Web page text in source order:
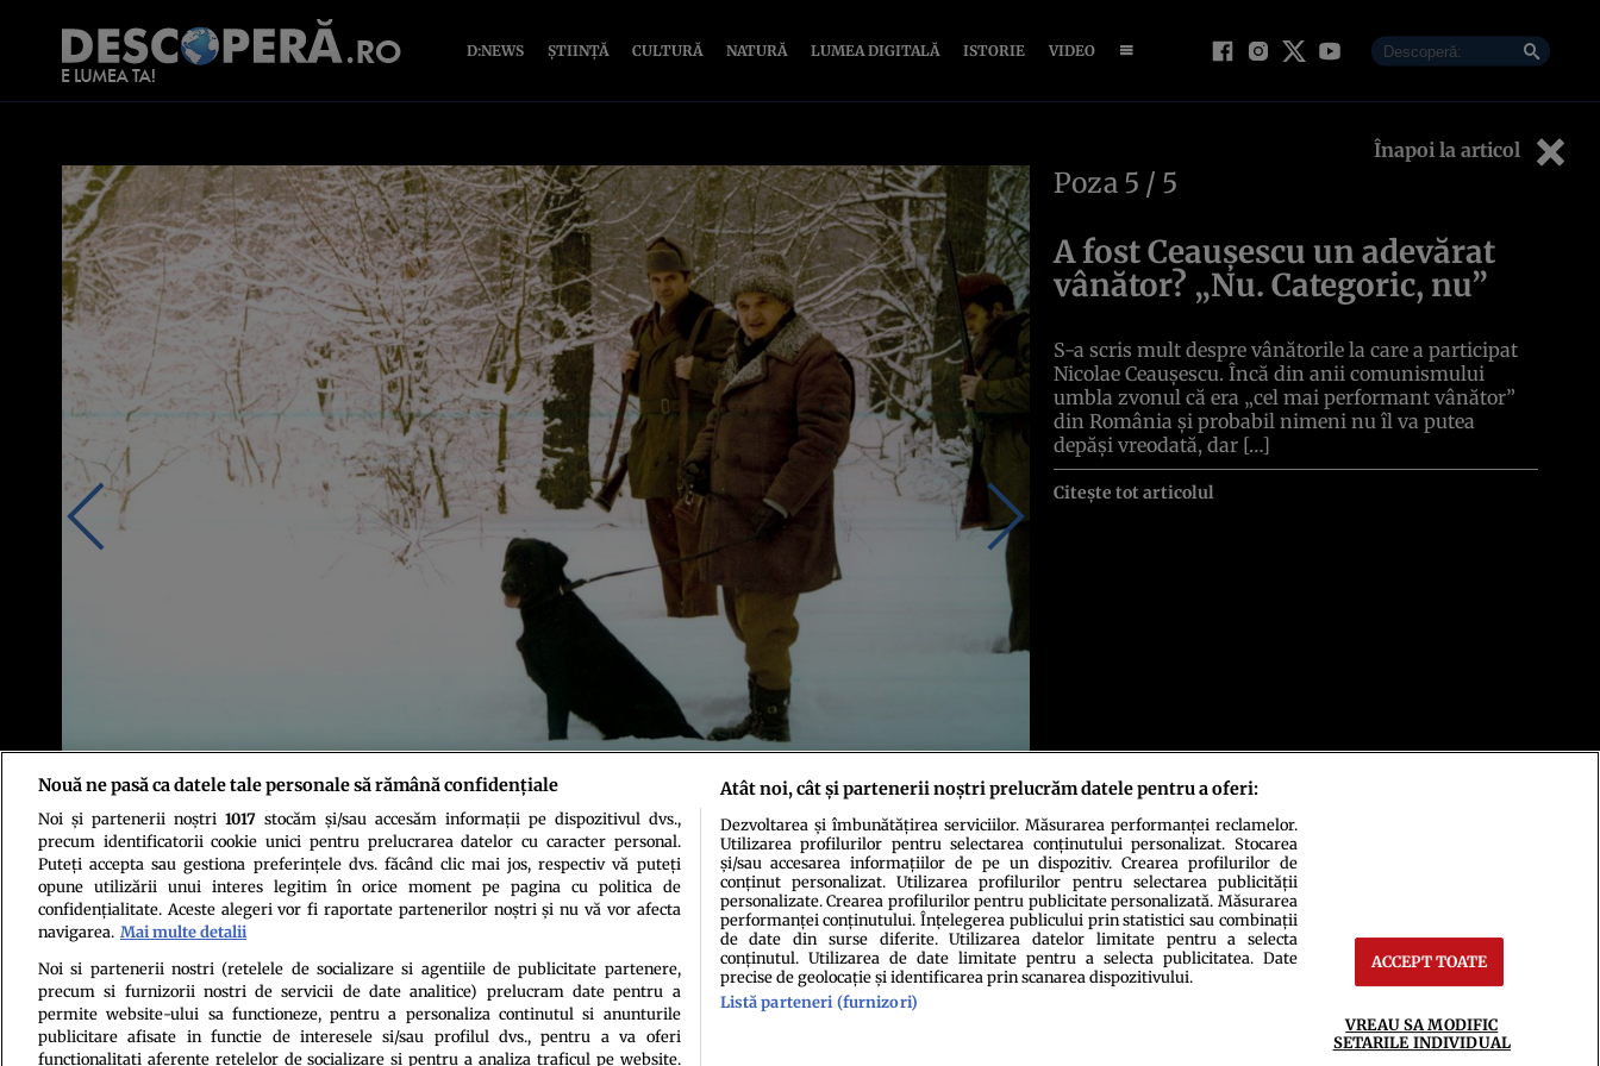
D:NEWS ȘTIINȚĂ CULTURĂ NATURĂ LUMEA DIGITALĂ ISTORIE VIDEO
Înapoi la articol
Credit foto: Fototeca online a comunismului românesc
Poza 5 / 5
A fost Ceaușescu un adevărat
vânător? „Nu. Categoric, nu”
S-a scris mult despre vânătorile la care a participat
Nicolae Ceaușescu. Încă din anii comunismului
umbla zvonul că era „cel mai performant vânător”
din România și probabil nimeni nu îl va putea
depăși vreodată, dar […]
Citește tot articolul
Politica de confidenţialitatePolitica de cookiesTermeni şi condiţiiEchipa redacțională
Nouă ne pasă ca datele tale personale să rămână confidențiale
Noi și partenerii noștri 1017stocăm și/sau accesăm informații pe dispozitivul dvs.,
precum identificatorii cookie unici pentru prelucrarea datelor cu caracter personal.
Puteți accepta sau gestiona preferințele dvs. făcând clic mai jos, respectiv vă puteți
opune utilizării unui interes legitim în orice moment pe pagina cu politica de
confidențialitate. Aceste alegeri vor fi raportate partenerilor noștri și nu vă vor afecta
navigarea. Mai multe detalii
Noi si partenerii nostri (retelele de socializare si agentiile de publicitate partenere,
precum si furnizorii nostri de servicii de date analitice) prelucram date pentru a
permite website-ului sa functioneze, pentru a personaliza continutul si anunturile
publicitare afisate in functie de interesele si/sau profilul dvs., pentru a va oferi
functionalitati aferente retelelor de socializare si pentru a analiza traficul pe website.
Atât noi, cât și partenerii noștri prelucrăm datele pentru a oferi:
Dezvoltarea și îmbunătățirea serviciilor. Măsurarea performanței reclamelor.
Utilizarea profilurilor pentru selectarea conținutului personalizat. Stocarea
și/sau accesarea informațiilor de pe un dispozitiv. Crearea profilurilor de
conținut personalizat. Utilizarea profilurilor pentru selectarea publicității
personalizate. Crearea profilurilor pentru publicitate personalizată. Măsurarea
performanței conținutului. Înțelegerea publicului prin statistici sau combinații
de date din surse diferite. Utilizarea datelor limitate pentru a selecta
conținutul. Utilizarea de date limitate pentru a selecta publicitatea. Date
precise de geolocație și identificarea prin scanarea dispozitivului.
Listă parteneri (furnizori)
ACCEPT TOATE
VREAU SA MODIFIC
SETARILE INDIVIDUAL